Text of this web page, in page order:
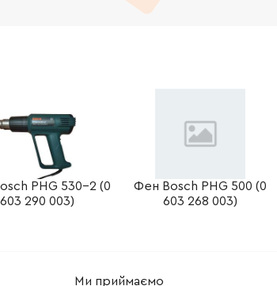
PHG 530-2 (0
603 290 003)
Фен Bosch PHG 500 (0
603 268 003)
Ми приймаємо